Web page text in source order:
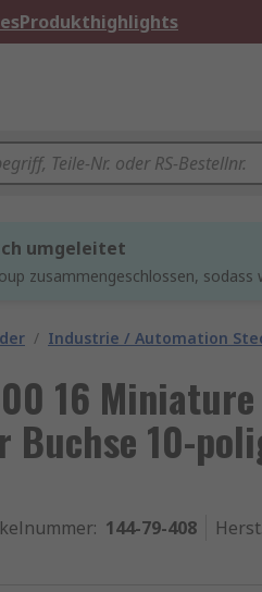
Produkthighlights
umgeleitet
zusammengeschlossen,
/ Industrie / Automation
16 Miniature
10-
: 144-79-408